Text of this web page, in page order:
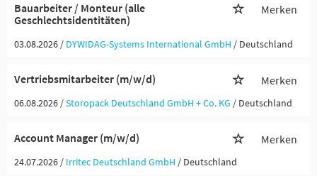
Bauarbeiter / Monteur (alle
Geschlechtsidentitäten)
Merken
03.08.2026 / DYWIDAG-Systems International GmbH / Deutschland
Vertriebsmitarbeiter (m/w/d) Merken
06.08.2026 /Storopack Deutschland GmbH + Co. KG / Deutschland
Account Manager (m/w/d) Merken
24.07.2026 / Irritec Deutschland GmbH / Deutschland